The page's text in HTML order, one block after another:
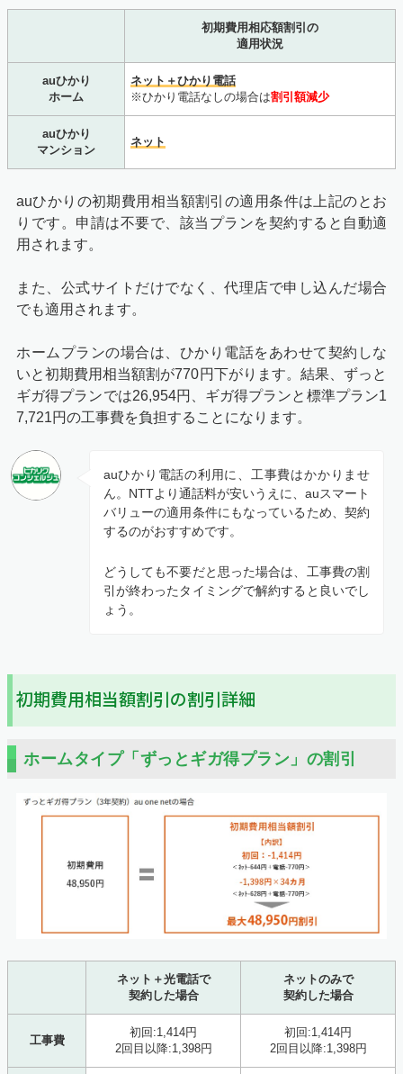
初期費用相応額割引の
適用状況
auひかり
ホーム
ネット＋ひかり電話
※ひかり電話なしの場合は割引額減少
auひかり
マンション
ネット
auひかりの初期費用相当額割引の適用条件は上記のとお
りです。申請は不要で、該当プランを契約すると自動適
用されます。
また、公式サイトだけでなく、代理店で申し込んだ場合
でも適用されます。
ホームプランの場合は、ひかり電話をあわせて契約しな
いと初期費用相当額割が770円下がります。結果、ずっと
ギガ得プランでは26,954円、ギガ得プランと標準プラン1
7,721円の工事費を負担することになります。
auひかり電話の利用に、工事費はかかりませ
ん。NTTより通話料が安いうえに、auスマート
バリューの適用条件にもなっているため、契約
するのがおすすめです。
どうしても不要だと思った場合は、工事費の割
引が終わったタイミングで解約すると良いでし
ょう。
初期費用相当額割引の割引詳細
ホームタイプ「ずっとギガ得プラン」の割引
ネット＋光電話で
契約した場合
ネットのみで
契約した場合
工事費
初回:1,414円
2回目以降:1,398円
初回:1,414円
2回目以降:1,398円